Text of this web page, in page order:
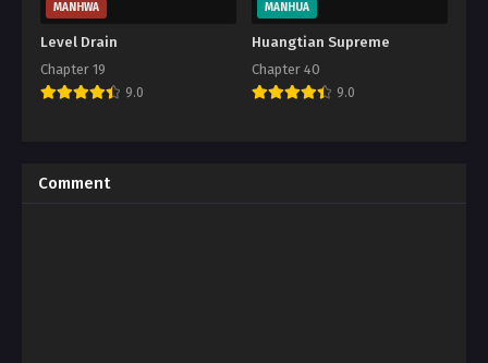
MANHWA
Level Drain
Chapter 19
9.0
MANHUA
Huangtian Supreme
Chapter 40
9.0
Comment